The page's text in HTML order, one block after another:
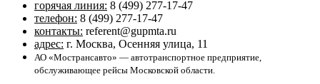
горячая линия: 8 (499) 277-17-47
телефон: 8 (499) 277-17-47
контакты: referent@gupmta.ru
адрес: г. Москва, Осенняя улица, 11
АО «Мострансавто» — автотранспортное предприятие,
обслуживающее рейсы Московской области.